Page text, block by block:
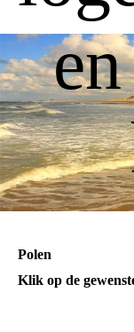
Polen
Klik op de